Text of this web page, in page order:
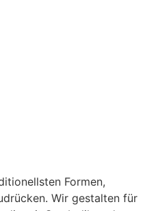
Formen,
Wir gestalten für